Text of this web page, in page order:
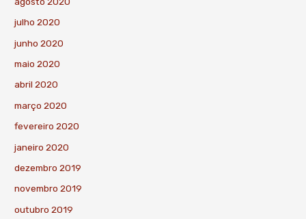
julho 2020
junho 2020
maio 2020
abril 2020
março 2020
fevereiro 2020
janeiro 2020
dezembro 2019
novembro 2019
outubro 2019